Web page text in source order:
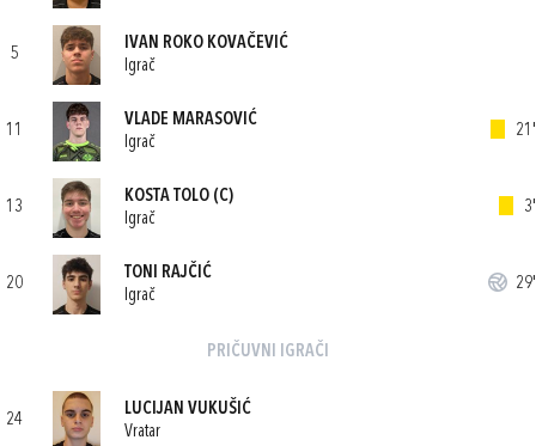
5
IVAN ROKO KOVAČEVIĆ
Igrač
11
VLADE MARASOVIĆ
Igrač
21'
13
KOSTA TOLO (C)
Igrač
3'
20
TONI RAJČIĆ
Igrač
29'
PRIČUVNI IGRAČI
24
LUCIJAN VUKUŠIĆ
Vratar